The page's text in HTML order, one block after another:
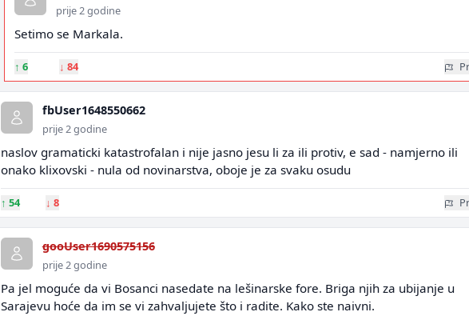
prije 2 godine
Setimo se Markala.
↑ 6 ↓ 84
fbUser1648550662
prije 2 godine
naslov gramaticki katastrofalan i nije jasno jesu li za ili protiv, e sad - namjerno ili
onako klixovski - nula od novinarstva, oboje je za svaku osudu
↑ 54 ↓ 8
gooUser1690575156
prije 2 godine
Pa jel moguće da vi Bosanci nasedate na lešinarske fore. Briga njih za ubijanje u
Sarajevu hoće da im se vi zahvaljujete što i radite. Kako ste naivni.